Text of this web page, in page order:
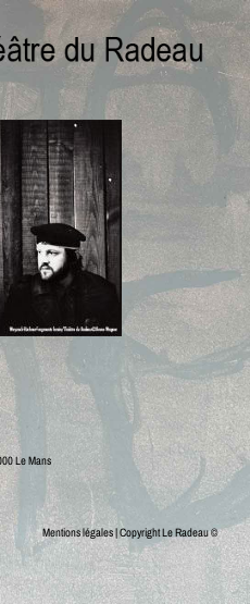
Le Mans
Mentions légales| Copyright Le Radeau ©